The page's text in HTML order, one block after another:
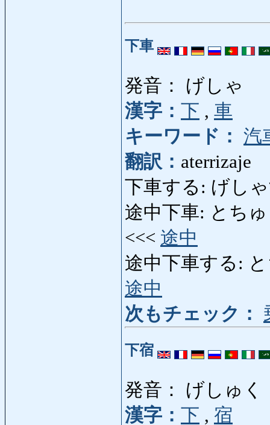
下車
発音： げしゃ
漢字： 下 , 車
キーワード： 汽
翻訳： aterrizaje
下車する: げし
途中下車: とちゅ
<<< 途中
途中下車する:
途中
次もチェック：
下宿
発音： げしゅく
漢字： 下 , 宿